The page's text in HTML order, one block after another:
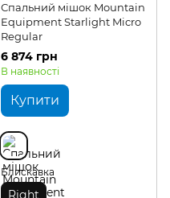
Спальний мішок Mountain
Equipment Starlight Micro
Regular
6 874 грн
В наявності
Купити
Блискавка
Right